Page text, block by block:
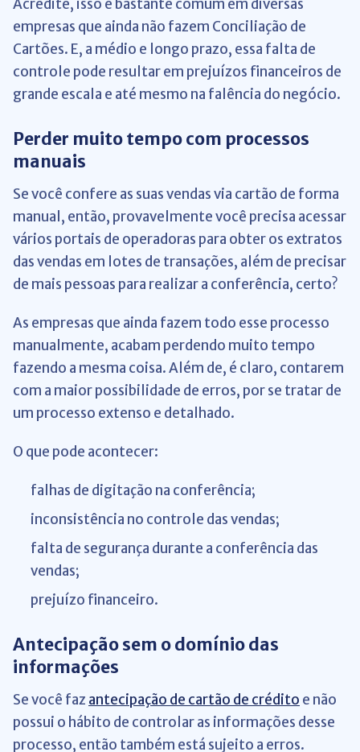
Acredite, isso é bastante comum em diversas
empresas que ainda não fazem Conciliação de
Cartões. E, a médio e longo prazo, essa falta de
controle pode resultar em prejuízos financeiros de
grande escala e até mesmo na falência do negócio.
Perder muito tempo com processos
manuais
Se você confere as suas vendas via cartão de forma
manual, então, provavelmente você precisa acessar
vários portais de operadoras para obter os extratos
das vendas em lotes de transações, além de precisar
de mais pessoas para realizar a conferência, certo?
As empresas que ainda fazem todo esse processo
manualmente, acabam perdendo muito tempo
fazendo a mesma coisa. Além de, é claro, contarem
com a maior possibilidade de erros, por se tratar de
um processo extenso e detalhado.
O que pode acontecer:
falhas de digitação na conferência;
inconsistência no controle das vendas;
falta de segurança durante a conferência das
vendas;
prejuízo financeiro.
Antecipação sem o domínio das
informações
Se você faz antecipação de cartão de crédito e não
possui o hábito de controlar as informações desse
processo, então também está sujeito a erros.